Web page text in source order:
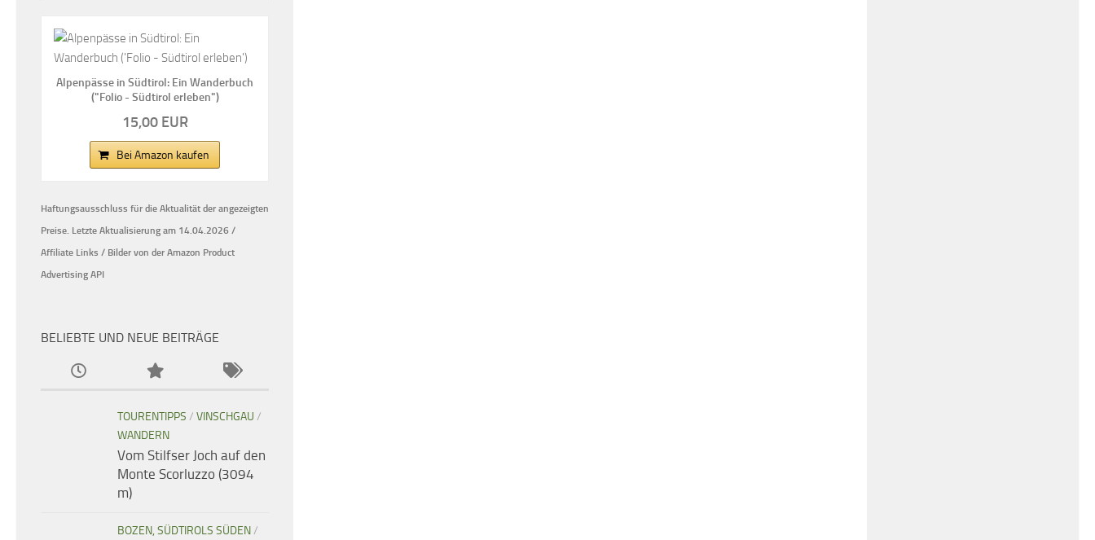
Alpenpässe in Südtirol: Ein Wanderbuch
("Folio - Südtirol erleben")
15,00 EUR
Bei Amazon kaufen
Haftungsausschluss für die Aktualität der angezeigten
Preise. Letzte Aktualisierung am 14.04.2026 /
Affiliate Links / Bilder von der Amazon Product
Advertising API
BELIEBTE UND NEUE BEITRÄGE
TOURENTIPPS / VINSCHGAU /
WANDERN
Vom Stilfser Joch auf den
Monte Scorluzzo (3094
m)
BOZEN, SÜDTIROLS SÜDEN/